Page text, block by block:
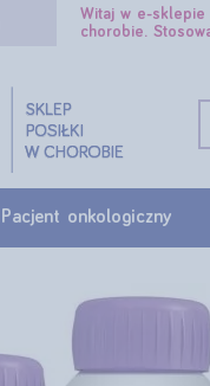
Witaj w e-sklepie
chorobie.
Pacjent onkologiczny